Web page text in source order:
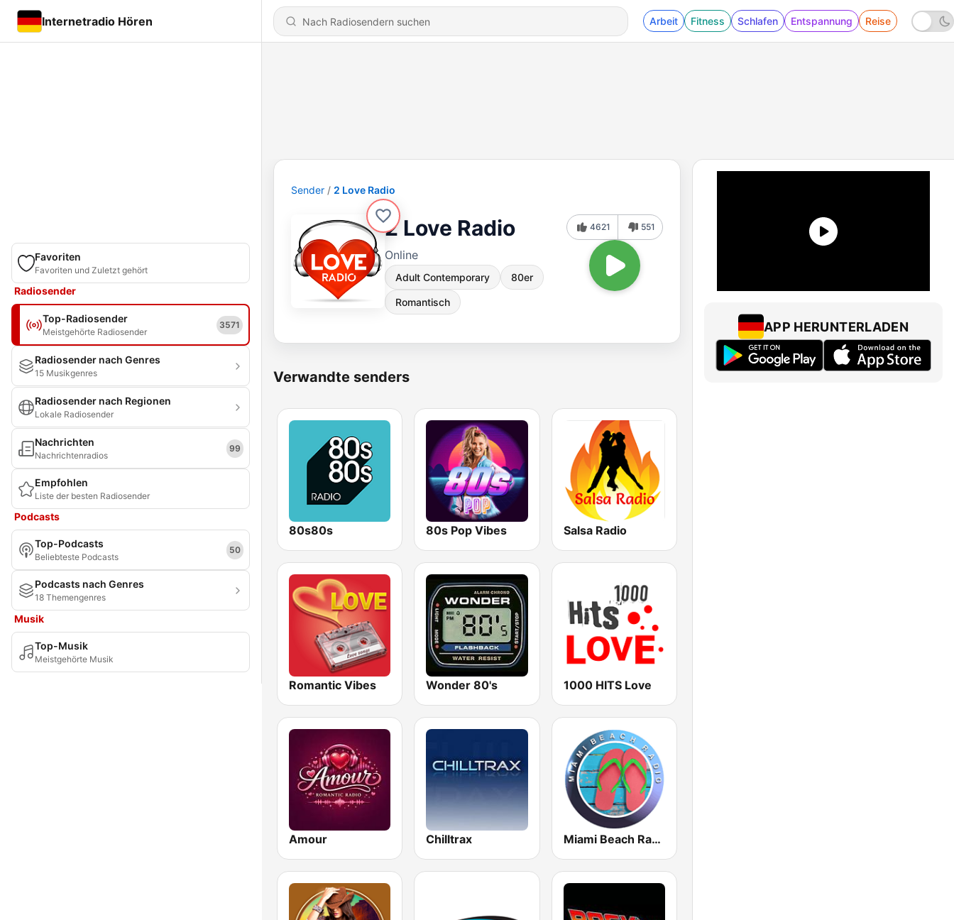
Internetradio Hören Arbeit Fitness Schlafen Entspannung Reise
Favoriten
Favoriten und Zuletzt gehört
Radiosender
Top-Radiosender
Meistgehörte Radiosender
3571
Radiosender nach Genres
15 Musikgenres
Radiosender nach Regionen
Lokale Radiosender
Nachrichten
Nachrichtenradios
99
Empfohlen
Liste der besten Radiosender
Podcasts
Top-Podcasts
Beliebteste Podcasts
50
Podcasts nach Genres
18 Themengenres
Musik
Top-Musik
Meistgehörte Musik
Sender 2 Love Radio
2 Love Radio
Online
Adult Contemporary 80er
Romantisch
4621 551
Verwandte senders
80s80s 80s Pop Vibes Salsa Radio
Romantic Vibes Wonder 80's 1000 HITS Love
Amour Chilltrax Miami Beach Radio
APP HERUNTERLADEN